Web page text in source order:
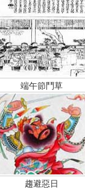
端午節鬥草
趨避惡日